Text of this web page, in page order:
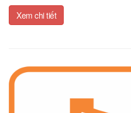
Xem chi tiết